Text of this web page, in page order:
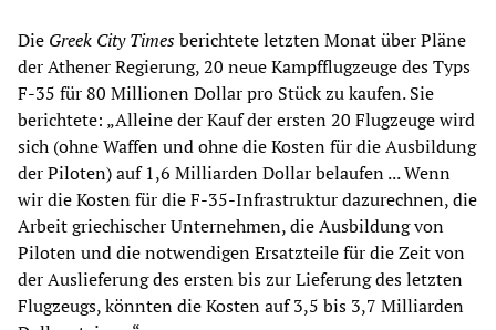
Die Greek City Timesberichtete letzten Monat über Pläne
der Athener Regierung, 20 neue Kampfflugzeuge des Typs
F-35 für 80 Millionen Dollar pro Stück zu kaufen. Sie
berichtete: „Alleine der Kauf der ersten 20 Flugzeuge wird
sich (ohne Waffen und ohne die Kosten für die Ausbildung
der Piloten) auf 1,6 Milliarden Dollar belaufen ... Wenn
wir die Kosten für die F-35-Infrastruktur dazurechnen, die
Arbeit griechischer Unternehmen, die Ausbildung von
Piloten und die notwendigen Ersatzteile für die Zeit von
der Auslieferung des ersten bis zur Lieferung des letzten
Flugzeugs, könnten die Kosten auf 3,5 bis 3,7 Milliarden